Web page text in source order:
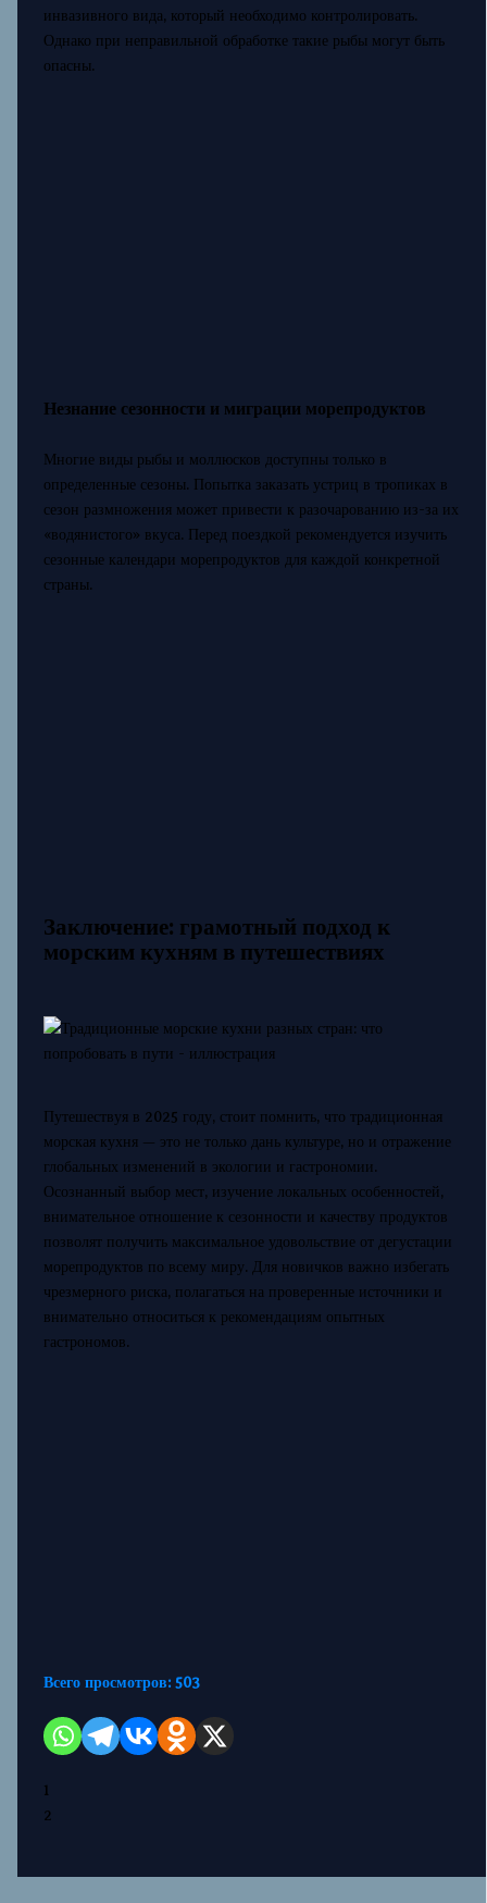
инвазивного вида, который необходимо контролировать.
Однако при неправильной обработке такие рыбы могут быть
опасны.
Незнание сезонности и миграции морепродуктов
Многие виды рыбы и моллюсков доступны только в
определенные сезоны. Попытка заказать устриц в тропиках в
сезон размножения может привести к разочарованию из-за их
«водянистого» вкуса. Перед поездкой рекомендуется изучить
сезонные календари морепродуктов для каждой конкретной
страны.
Заключение: грамотный подход к
морским кухням в путешествиях
Путешествуя в 2025 году, стоит помнить, что традиционная
морская кухня — это не только дань культуре, но и отражение
глобальных изменений в экологии и гастрономии.
Осознанный выбор мест, изучение локальных особенностей,
внимательное отношение к сезонности и качеству продуктов
позволят получить максимальное удовольствие от дегустации
морепродуктов по всему миру. Для новичков важно избегать
чрезмерного риска, полагаться на проверенные источники и
внимательно относиться к рекомендациям опытных
гастрономов.
Всего просмотров: 503
1
2